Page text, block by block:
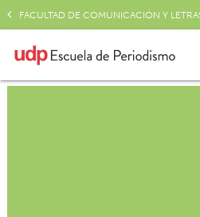
FACULTAD DE COMUNICACIÓN Y